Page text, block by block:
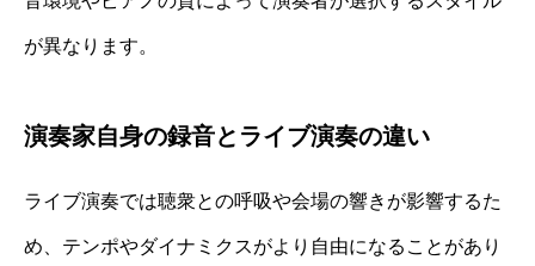
が異なります。
演奏家自身の録音とライブ演奏の違い
ライブ演奏では聴衆との呼吸や会場の響きが影響するた
め、テンポやダイナミクスがより自由になることがあり